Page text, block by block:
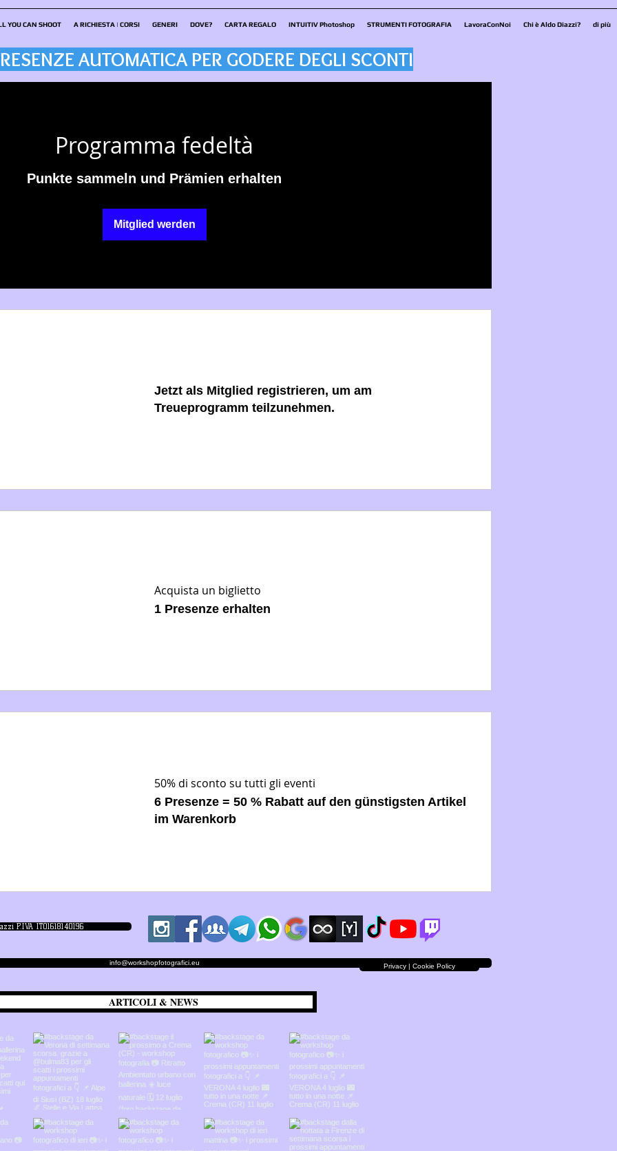
YOU CAN SHOOT A RICHIESTA | CORSI GENERI DOVE? CARTA REGALO INTUITIV Photoshop STRUMENTI FOTOGRAFIA LavoraConNoi Chi è Aldo Diazzi? di più
Programma fedeltà
Punkte sammeln und Prämien erhalten
Mitglied werden
Jetzt als Mitglied registrieren, um am
Treueprogramm teilzunehmen.
Acquista un biglietto
1 Presenze erhalten
50% di sconto su tutti gli eventi
6 Presenze = 50 % Rabatt auf den günstigsten Artikel
im Warenkorb
AUTOMATICA PER GODERE DEGLI SCONTI
info@workshopfotografici.eu Privacy | Cookie Policy
P.IVA IT01618140196
ARTICOLI & NEWS